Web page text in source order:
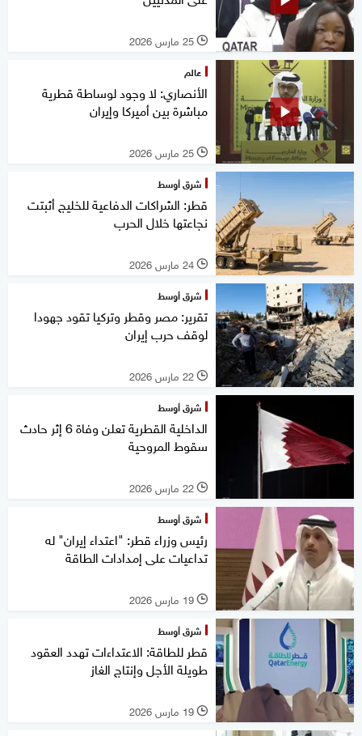
l 25 مارس 2026
عالم
الأنصاري: لا وجود لوساطة قطرية
مباشرة بين أميركا وإيران
l 25 مارس 2026
شرق أوسط
قطر: الشراكات الدفاعية للخليج أثبتت
نجاعتها خلال الحرب
l 24 مارس 2026
شرق أوسط
تقرير: مصر وقطر وتركيا تقود جهودا
لوقف حرب إيران
l 22 مارس 2026
شرق أوسط
الداخلية القطرية تعلن وفاة 6 إثر حادث
سقوط المروحية
l 22 مارس 2026
شرق أوسط
رئيس وزراء قطر: "اعتداء إيران" له
تداعيات على إمدادات الطاقة
l 19 مارس 2026
شرق أوسط
قطر للطاقة: الاعتداءات تهدد العقود
طويلة الأجل وإنتاج الغاز
l 19 مارس 2026